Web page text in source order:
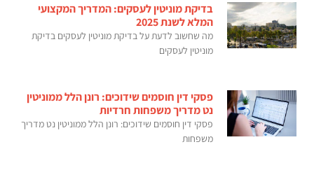
בדיקת מוניטין לעסקים: המדריך המקצועי
המלא לשנת 2025
מה שחשוב לדעת על בדיקת מוניטין לעסקים בדיקת
מוניטין לעסקים
פסקי דין חוסמים שידוכים: רונן הלל ממוניטין
נט מדריך משפחות חרדיות
פסקי דין חוסמים שידוכים: רונן הלל ממוניטין נט מדריך
משפחות